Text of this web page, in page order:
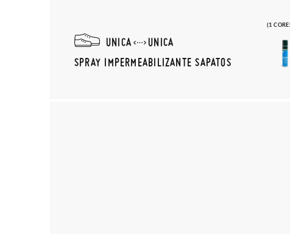
(1
UNICA
UNICA
SPRAY IMPERMEABILIZANTE SAPATOS